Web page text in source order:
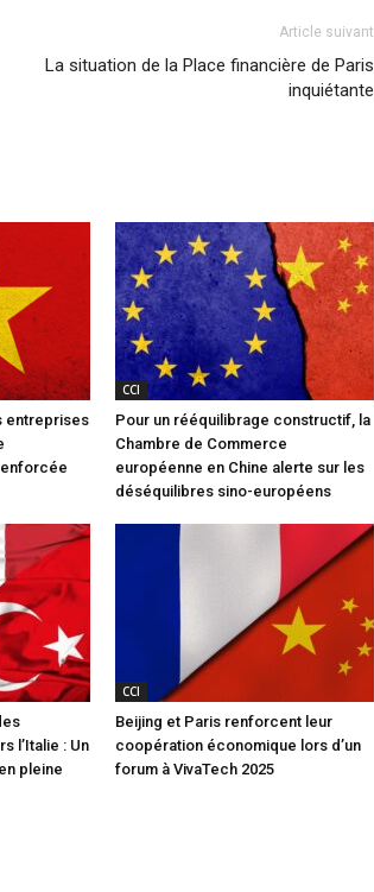
Article suivant
La situation de la Place financière de Paris
inquiétante
entreprises
CCI
Pour un rééquilibrage constructif, la
Chambre de Commerce
européenne en Chine alerte sur les
déséquilibres sino-européens
l’Italie : Un
pleine
CCI
Beijing et Paris renforcent leur
coopération économique lors d’un
forum à VivaTech 2025